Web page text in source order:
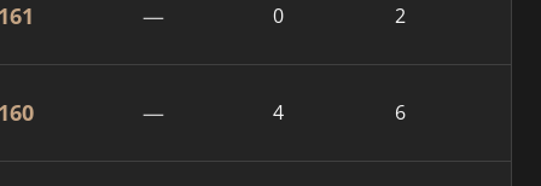
— 0 2
— 4 6